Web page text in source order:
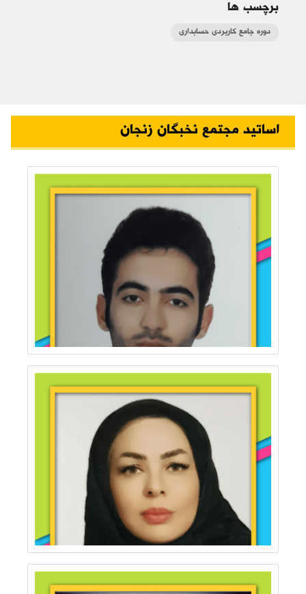
برچسب ها
دوره جامع کاربردی حسابداری
اساتید مجتمع نخبگان زنجان